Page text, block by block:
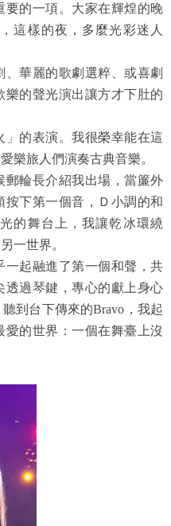
要的一項。大家在輝煌的晚
這樣的夜，多麼光彩迷人
華麗的歌劇選粹、或喜劇
的聲光演出讓方才下肚的
的表演。我很榮幸能在這
樂旅人們演奏古典音樂。
郵輪長介紹我出場，當簾外
下第一個音，Ｄ小調的和
的舞台上，我讓乾冰環繞
一世界。
一起融進了第一個和聲，共
透過琴鍵，專心的獻上身心
到台下傳來的Bravo，我起
的世界：一個在舞臺上沒